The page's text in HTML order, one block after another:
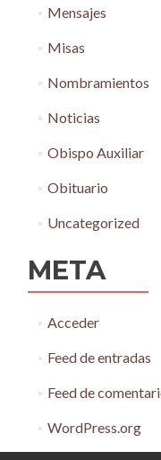
Mensajes
Misas
Nombramientos
Noticias
Obispo Auxiliar
Obituario
Uncategorized
META
Acceder
Feed de entradas
Feed de
WordPress.org